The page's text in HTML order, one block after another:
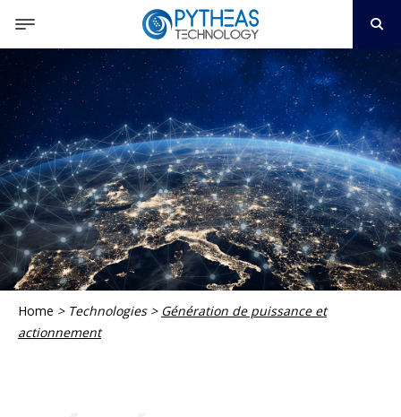
Home > Technologies > Génération de puissance et
actionnement